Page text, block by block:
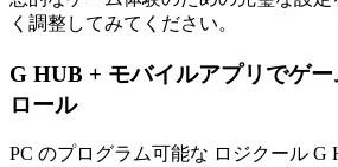
く調整してみてください。
G HUB + モバイルアプリでゲ
ロール
PC のプログラム可能な ロジクール G